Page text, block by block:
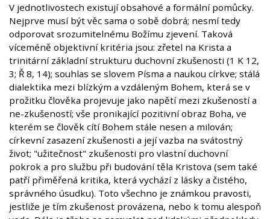
V jednotlivostech existují obsahové a formální pomůcky.
Nejprve musí být věc sama o sobě dobrá; nesmí tedy
odporovat srozumitelnému Božímu zjevení. Taková
víceméně objektivní kritéria jsou: zřetel na Krista a
trinitární základní strukturu duchovní zkušenosti (1 K 12,
3; Ř 8, 14); souhlas se slovem Písma a naukou církve; stálá
dialektika mezi blízkým a vzdáleným Bohem, která se v
prožitku člověka projevuje jako napětí mezi zkušeností a
ne-zkušeností; vše pronikající pozitivní obraz Boha, ve
kterém se člověk cítí Bohem stále nesen a milován;
církevní zasazení zkušenosti a její vazba na svátostný
život; "užitečnost" zkušenosti pro vlastní duchovní
pokrok a pro službu při budování těla Kristova (sem také
patří přiměřená kritika, která vychází z lásky a čistého,
správného úsudku). Toto všechno je známkou pravosti,
jestliže je tím zkušenost provázena, nebo k tomu alespoň